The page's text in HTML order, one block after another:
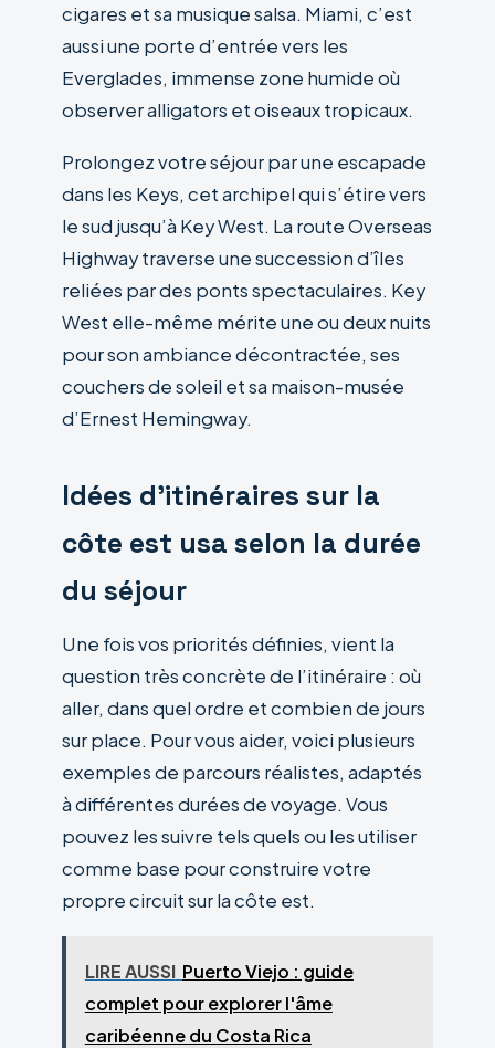
cigares et sa musique salsa. Miami, c’est
aussi une porte d’entrée vers les
Everglades, immense zone humide où
observer alligators et oiseaux tropicaux.
Prolongez votre séjour par une escapade
dans les Keys, cet archipel qui s’étire vers
le sud jusqu’à Key West. La route Overseas
Highway traverse une succession d’îles
reliées par des ponts spectaculaires. Key
West elle-même mérite une ou deux nuits
pour son ambiance décontractée, ses
couchers de soleil et sa maison-musée
d’Ernest Hemingway.
Idées d’itinéraires sur la
côte est usa selon la durée
du séjour
Une fois vos priorités définies, vient la
question très concrète de l’itinéraire : où
aller, dans quel ordre et combien de jours
sur place. Pour vous aider, voici plusieurs
exemples de parcours réalistes, adaptés
à différentes durées de voyage. Vous
pouvez les suivre tels quels ou les utiliser
comme base pour construire votre
propre circuit sur la côte est.
LIRE AUSSI Puerto Viejo : guide
complet pour explorer l'âme
caribéenne du Costa Rica